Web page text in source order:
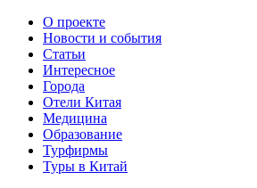
О проекте
Новости и события
Статьи
Интересное
Города
Отели Китая
Медицина
Образование
Турфирмы
Туры в Китай